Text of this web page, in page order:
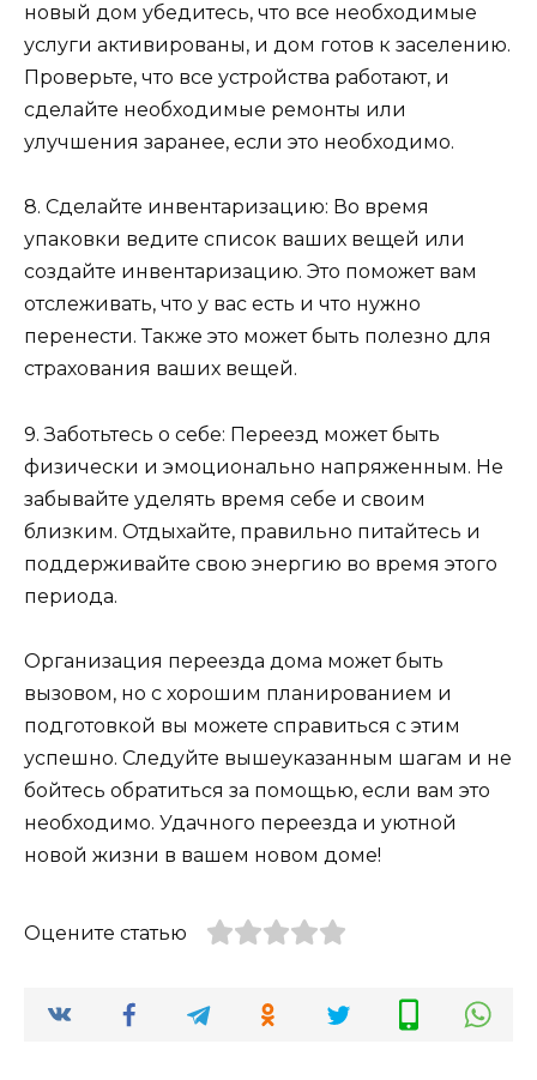
новый дом убедитесь, что все необходимые
услуги активированы, и дом готов к заселению.
Проверьте, что все устройства работают, и
сделайте необходимые ремонты или
улучшения заранее, если это необходимо.
8. Сделайте инвентаризацию: Во время
упаковки ведите список ваших вещей или
создайте инвентаризацию. Это поможет вам
отслеживать, что у вас есть и что нужно
перенести. Также это может быть полезно для
страхования ваших вещей.
9. Заботьтесь о себе: Переезд может быть
физически и эмоционально напряженным. Не
забывайте уделять время себе и своим
близким. Отдыхайте, правильно питайтесь и
поддерживайте свою энергию во время этого
периода.
Организация переезда дома может быть
вызовом, но с хорошим планированием и
подготовкой вы можете справиться с этим
успешно. Следуйте вышеуказанным шагам и не
бойтесь обратиться за помощью, если вам это
необходимо. Удачного переезда и уютной
новой жизни в вашем новом доме!
Оцените статью